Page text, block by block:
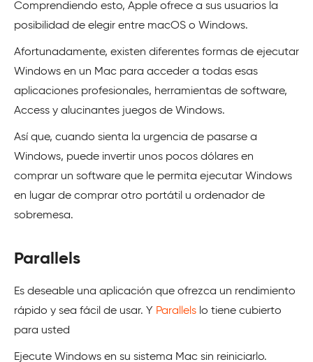
Comprendiendo esto, Apple ofrece a sus usuarios la
posibilidad de elegir entre macOS o Windows.
Afortunadamente, existen diferentes formas de ejecutar
Windows en un Mac para acceder a todas esas
aplicaciones profesionales, herramientas de software,
Access y alucinantes juegos de Windows.
Así que, cuando sienta la urgencia de pasarse a
Windows, puede invertir unos pocos dólares en
comprar un software que le permita ejecutar Windows
en lugar de comprar otro portátil u ordenador de
sobremesa.
Parallels
Es deseable una aplicación que ofrezca un rendimiento
rápido y sea fácil de usar. Y Parallels lo tiene cubierto
para usted
Ejecute Windows en su sistema Mac sin reiniciarlo.